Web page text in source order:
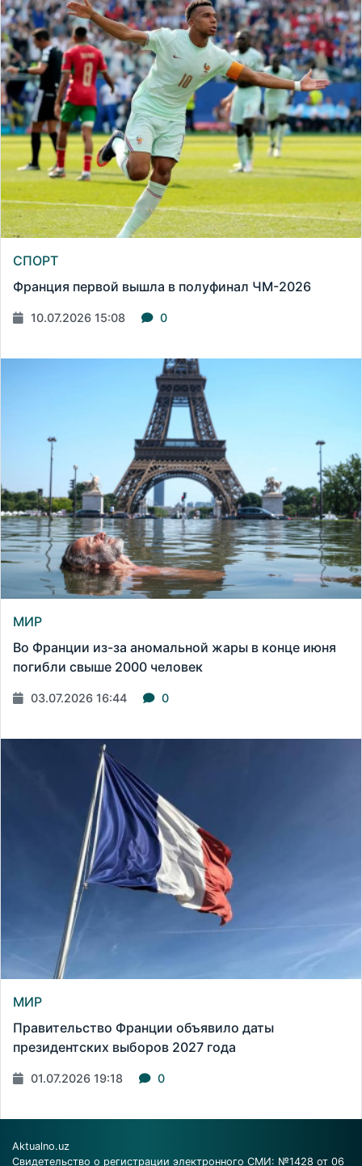
СПОРТ
Франция первой вышла в полуфинал ЧМ-2026
10.07.2026 15:08 0
МИР
Во Франции из-за аномальной жары в конце июня
погибли свыше 2000 человек
03.07.2026 16:44 0
МИР
Правительство Франции объявило даты
президентских выборов 2027 года
01.07.2026 19:18 0
Aktualno.uz
Свидетельство о регистрации электронного СМИ: №1428 от 06